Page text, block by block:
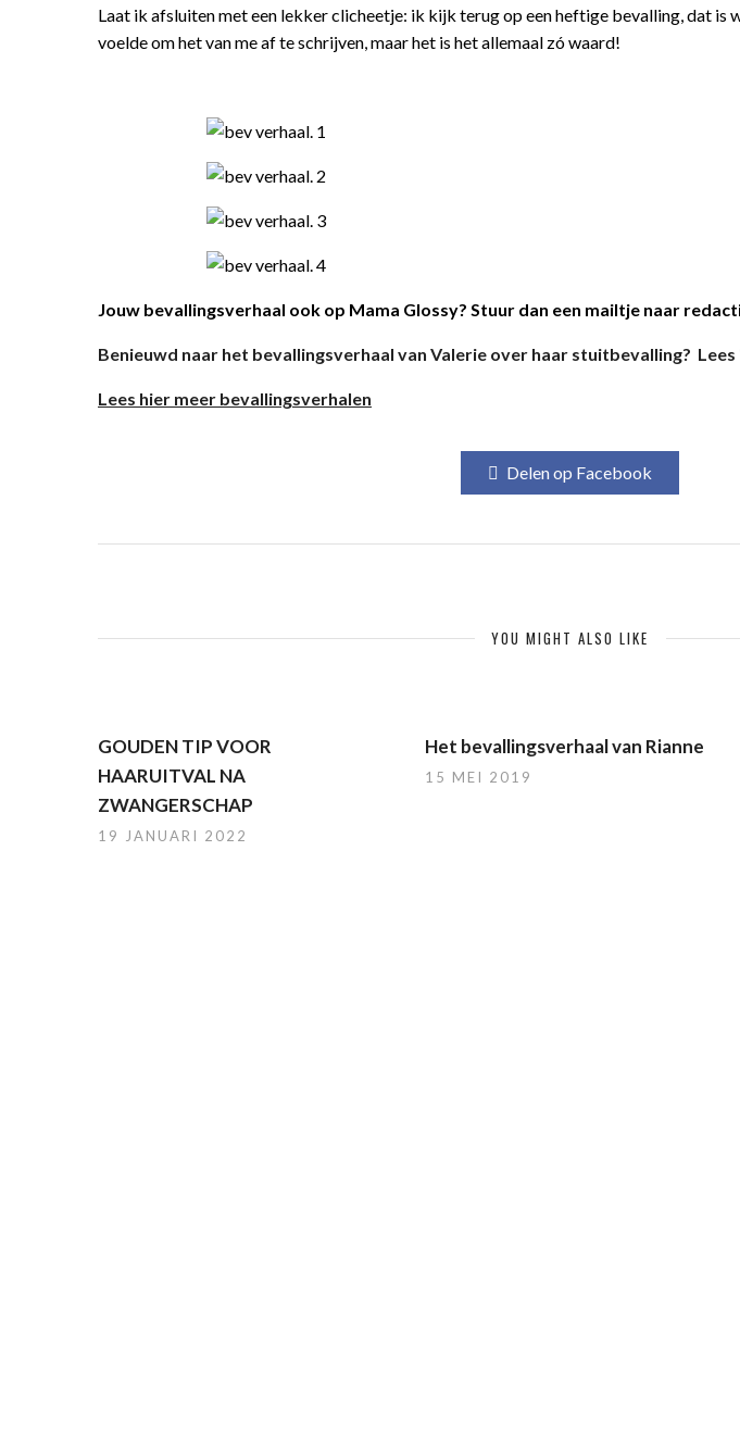
Laat ik afsluiten met een lekker clicheetje: ik kijk terug op een heftige bevalling, dat is
voelde om het van me af te schrijven, maar het is het allemaal zó waard!
Jouw bevallingsverhaal ook op Mama Glossy? Stuur dan een mailtje naar
Benieuwd naar het bevallingsverhaal van Valerie over haar stuitbevalling? Lees
Lees hier meer bevallingsverhalen
Delen op Facebook
YOU MIGHT ALSO LIKE
GOUDEN TIP VOOR
HAARUITVAL NA
ZWANGERSCHAP
19 JANUARI 2022
Het bevallingsverhaal van Rianne
15 MEI 2019